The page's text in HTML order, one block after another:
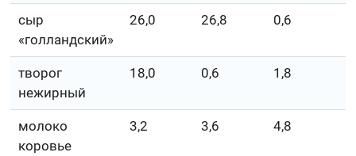
сыр
«голландский»
26,0 26,8 0,6
творог
нежирный
18,0 0,6 1,8
молоко
коровье
3,2 3,6 4,8